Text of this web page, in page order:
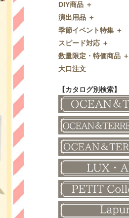
ドラジェ
プチタオル
席札立て
耳かき＆ぺん
紅茶＆コーヒー
和風プチギフト
その他
名入れ贈呈品
特選ギフト
珈琲・紅茶
鰹節・フード
印刷代行
ディズニーシリーズ
クロックギフト
Grace
ガラス
フラワータイプ
ペンダントクロック
ミラー
メッセージパズル
似顔絵
和風ボード
内祝い 出産祝い
DIY商品 ＋
DIY商品
演出用品 ＋
演出用品
リングピロー
ブーケプルズ
結婚証明書
その他
季節イベント特集 ＋
季節イベント特集
サクラ
クローバー
クリスマス
バレンタイン
ホワイトデー
母の日
父の日
敬老の日
スピード対応 ＋
スピード対応
即日お急ぎ発送
数量限定・特価商品 ＋
数量限定・特価商品
大口注文
【カタログ別検索】